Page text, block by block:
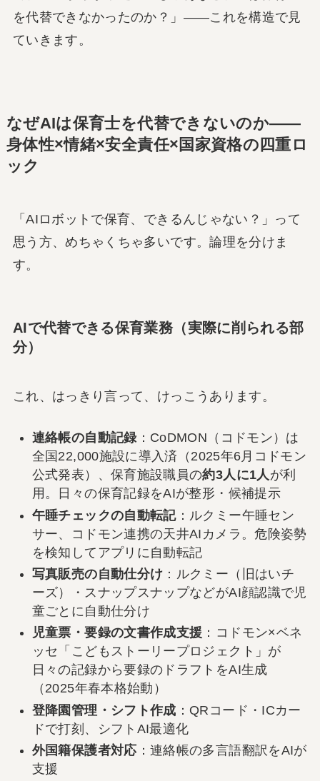
を代替できなかったのか？」――これを構造で見
ていきます。
なぜAIは保育士を代替できないのか――
身体性×情緒×安全責任×国家資格の四重ロ
ック
「AIロボットで保育、できるんじゃない？」って
思う方、めちゃくちゃ多いです。論理を分けま
す。
AIで代替できる保育業務（実際に削られる部
分）
これ、はっきり言って、けっこうあります。
連絡帳の自動記録：CoDMON（コドモン）は
全国22,000施設に導入済（2025年6月コドモン
公式発表）、保育施設職員の約3人に1人が利
用。日々の保育記録をAIが整形・候補提示
午睡チェックの自動転記：ルクミー午睡セン
サー、コドモン連携の天井AIカメラ。危険姿勢
を検知してアプリに自動転記
写真販売の自動仕分け ：ルクミー（旧はいチ
ーズ）・スナップスナップなどがAI顔認識で児
童ごとに自動仕分け
児童票・要録の文書作成支援 ：コドモン×ベネ
ッセ「こどもストーリープロジェクト」が
日々の記録から要録のドラフトをAI生成
（2025年春本格始動）
登降園管理・シフト作成 ：QRコード・ICカー
ドで打刻、シフトAI最適化
外国籍保護者対応 ：連絡帳の多言語翻訳をAIが
支援